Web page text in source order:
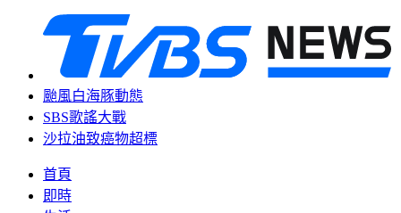
颱風白海豚動態
SBS歌謠大戰
沙拉油致癌物超標
首頁
即時